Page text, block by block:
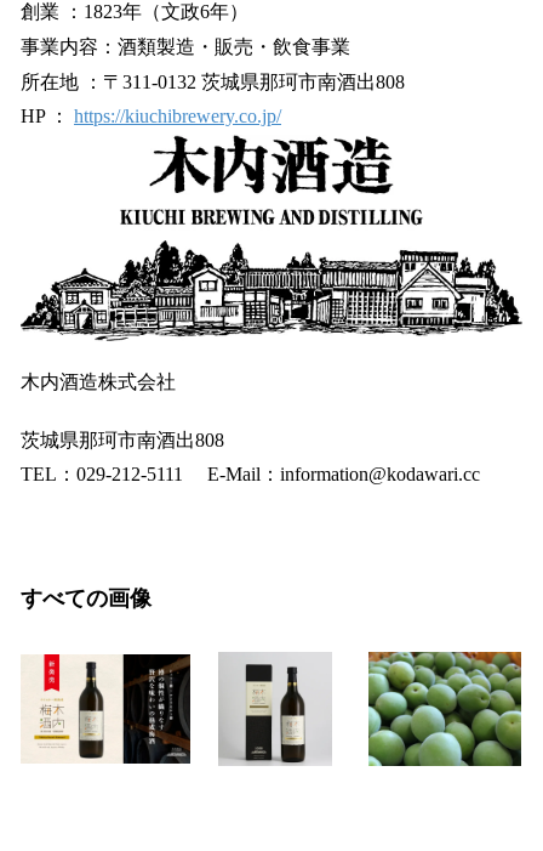
創業 ：1823年（文政6年）
事業内容：酒類製造・販売・飲食事業
所在地 ：〒311-0132 茨城県那珂市南酒出808
HP ： https://kiuchibrewery.co.jp/
木内酒造株式会社
茨城県那珂市南酒出808
TEL：029-212-5111 E-Mail：information@kodawari.cc
すべての画像